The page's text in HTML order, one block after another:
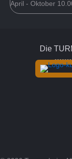
April - Oktober
Die